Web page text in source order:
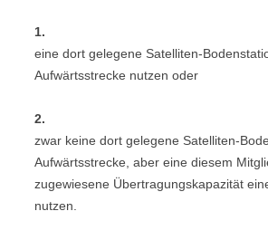
1.
eine dort gelegene Satelliten-
Aufwärtsstrecke nutzen oder
2.
zwar keine dort gelegene Satelliten-
Aufwärtsstrecke, aber eine diesem
zugewiesene Übertragungskapazität
nutzen.